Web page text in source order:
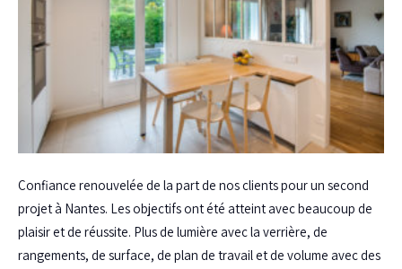
Confiance renouvelée de la part de nos clients pour un second
projet à Nantes. Les objectifs ont été atteint avec beaucoup de
plaisir et de réussite. Plus de lumière avec la verrière, de
rangements, de surface, de plan de travail et de volume avec des